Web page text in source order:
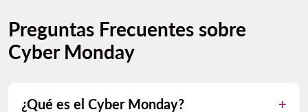
Preguntas Frecuentes sobre
Cyber Monday
¿Qué es el Cyber Monday?